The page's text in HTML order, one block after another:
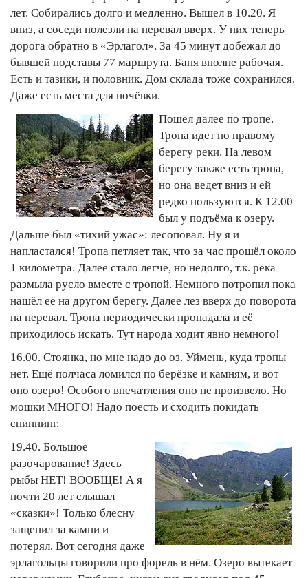
лет. Собирались долго и медленно. Вышел в 10.20. Я
вниз, а соседи полезли на перевал вверх. У них теперь
дорога обратно в «Эрлагол». За 45 минут добежал до
бывшей подставы 77 маршрута. Баня вполне рабочая.
Есть и тазики, и половник. Дом склада тоже сохранился.
Даже есть места для ночёвки.
Пошёл далее по тропе.
Тропа идет по правому
берегу реки. На левом
берегу также есть тропа,
но она ведет вниз и ей
редко пользуются. К 12.00
был у подъёма к озеру.
Дальше был «тихий ужас»: лесоповал. Ну я и
напластался! Тропа петляет так, что за час прошёл около
1 километра. Далее стало легче, но недолго, т.к. река
размыла русло вместе с тропой. Немного потропил пока
нашёл её на другом берегу. Далее лез вверх до поворота
на перевал. Тропа периодически пропадала и её
приходилось искать. Тут народа ходит явно немного!
16.00. Стоянка, но мне надо до оз. Уймень, куда тропы
нет. Ещё полчаса ломился по берёзке и камням, и вот
оно озеро! Особого впечатления оно не произвело. Но
мошки МНОГО! Надо поесть и сходить покидать
спиннинг.
19.40. Большое
разочарование! Здесь
рыбы НЕТ! ВООБЩЕ! А я
почти 20 лет слышал
«сказки»! Только блесну
защепил за камни и
потерял. Вот сегодня даже
эрлагольцы говорили про форель в нём. Озеро вытекает